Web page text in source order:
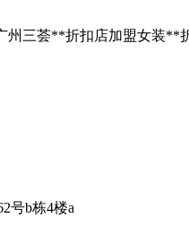
州三荟**折扣店加盟女装**
号b栋4楼a